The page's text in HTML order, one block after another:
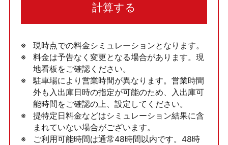
計算する
現時点での料金シミュレーションとなります。
料金は予告なく変更となる場合があります。現
地看板をご確認ください。
駐車場により営業時間が異なります。営業時間
外も入出庫日時の指定が可能のため、入出庫可
能時間をご確認の上、設定してください。
提特定日料金などはシミュレーション結果に含
まれていない場合がございます。
ご利用可能時間は通常48時間以内です。48時